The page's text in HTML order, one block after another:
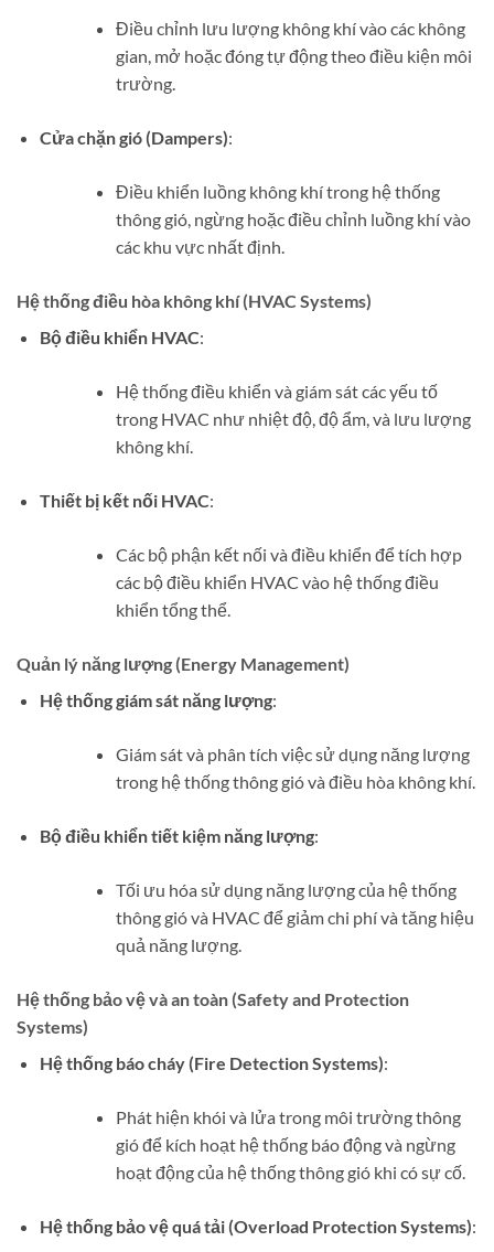
Điều chỉnh lưu lượng không khí vào các không
gian, mở hoặc đóng tự động theo điều kiện môi
trường.
Cửa chặn gió (Dampers):
Điều khiển luồng không khí trong hệ thống
thông gió, ngừng hoặc điều chỉnh luồng khí vào
các khu vực nhất định.
Hệ thống điều hòa không khí (HVAC Systems)
Bộ điều khiển HVAC:
Hệ thống điều khiển và giám sát các yếu tố
trong HVAC như nhiệt độ, độ ẩm, và lưu lượng
không khí.
Thiết bị kết nối HVAC:
Các bộ phận kết nối và điều khiển để tích hợp
các bộ điều khiển HVAC vào hệ thống điều
khiển tổng thể.
Quản lý năng lượng (Energy Management)
Hệ thống giám sát năng lượng:
Giám sát và phân tích việc sử dụng năng lượng
trong hệ thống thông gió và điều hòa không khí.
Bộ điều khiển tiết kiệm năng lượng:
Tối ưu hóa sử dụng năng lượng của hệ thống
thông gió và HVAC để giảm chi phí và tăng hiệu
quả năng lượng.
Hệ thống bảo vệ và an toàn (Safety and Protection
Systems)
Hệ thống báo cháy (Fire Detection Systems):
Phát hiện khói và lửa trong môi trường thông
gió để kích hoạt hệ thống báo động và ngừng
hoạt động của hệ thống thông gió khi có sự cố.
Hệ thống bảo vệ quá tải (Overload Protection Systems):